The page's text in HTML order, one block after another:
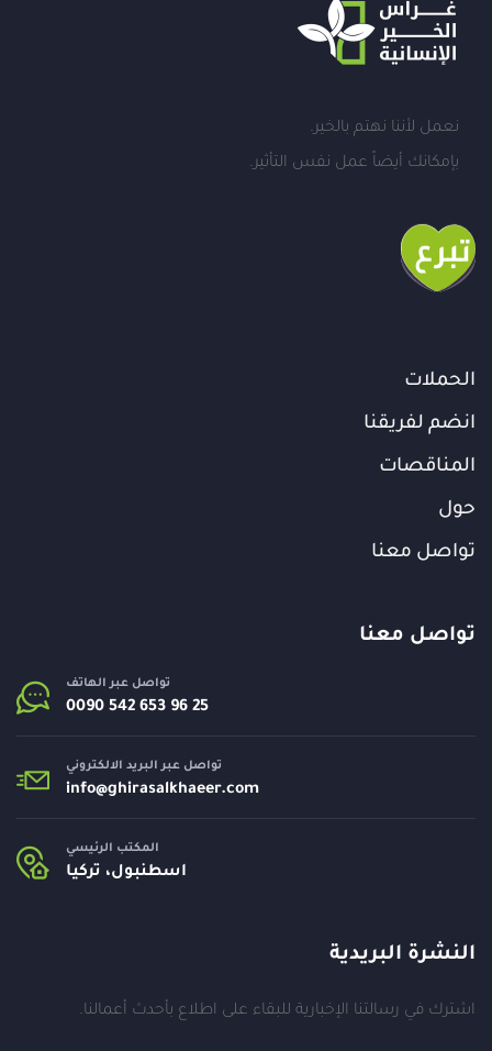
نعمل لأننا نهتم بالخير.
بإمكانك أيضاً عمل نفس التأثير.
الحملات
انضم لفريقنا
المناقصات
حول
تواصل معنا
تواصل معنا
تواصل عبر الهاتف
تواصل عبر البريد الالكتروني
info@ghirasalkhaeer.com
المكتب الرئيسي
اسطنبول، تركيا
النشرة البريدية
اشترك في رسالتنا الإخبارية للبقاء على اطلاع بأحدث أعمالنا.